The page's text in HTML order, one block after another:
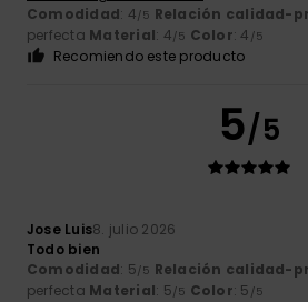
Comodidad: 4/5 Relación calidad-
perfecta Material: 4/5 Color: 4 /5
Recomiendo este producto
5/5
Jose Luis8. julio 2026
Todo bien
Comodidad: 5/5 Relación calidad-
perfecta Material: 5/5 Color: 5 /5